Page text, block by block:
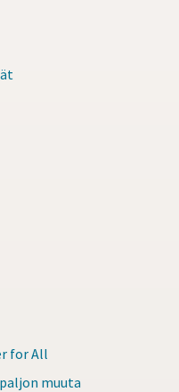
for All
muuta